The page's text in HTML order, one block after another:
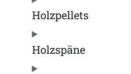
Holzpellets
Holzspäne